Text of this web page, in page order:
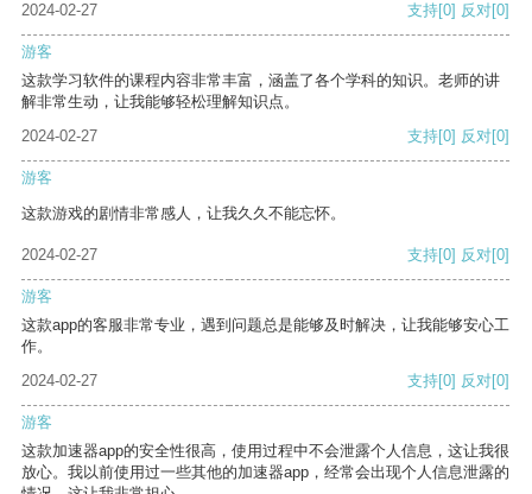
2024-02-27
支持[0] 反对[0]
游客
这款学习软件的课程内容非常丰富，涵盖了各个学科的知识。老师的讲
解非常生动，让我能够轻松理解知识点。
2024-02-27
支持[0] 反对[0]
游客
这款游戏的剧情非常感人，让我久久不能忘怀。
2024-02-27 支持[0] 反对[0]
游客
这款app的客服非常专业，遇到问题总是能够及时解决，让我能够安心工
作。
2024-02-27
支持[0] 反对[0]
游客
这款加速器app的安全性很高，使用过程中不会泄露个人信息，这让我很
放心。我以前使用过一些其他的加速器app，经常会出现个人信息泄露的